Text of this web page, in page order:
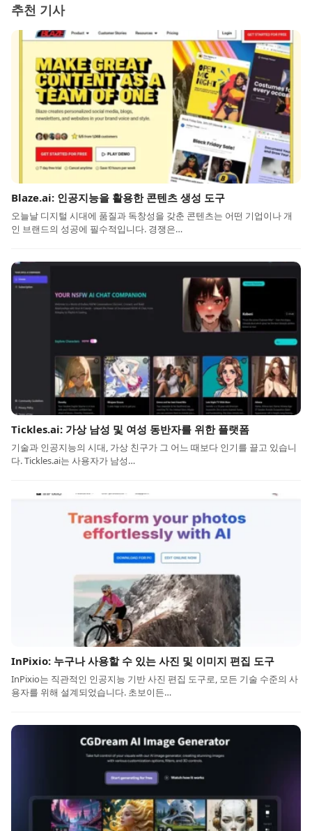
추천 기사
Blaze.ai: 인공지능을 활용한 콘텐츠 생성 도구
오늘날 디지털 시대에 품질과 독창성을 갖춘 콘텐츠는 어떤 기업이나 개
인 브랜드의 성공에 필수적입니다. 경쟁은…
Tickles.ai: 가상 남성 및 여성 동반자를 위한 플랫폼
기술과 인공지능의 시대, 가상 친구가 그 어느 때보다 인기를 끌고 있습니
다. Tickles.ai는 사용자가 남성…
InPixio: 누구나 사용할 수 있는 사진 및 이미지 편집 도구
InPixio는 직관적인 인공지능 기반 사진 편집 도구로, 모든 기술 수준의 사
용자를 위해 설계되었습니다. 초보이든…